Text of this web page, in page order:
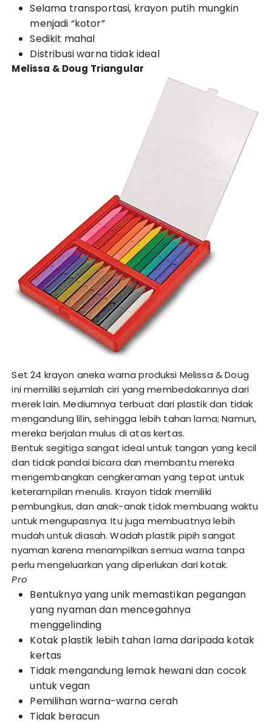
Selama transportasi, krayon putih mungkin
menjadi “kotor”
Sedikit mahal
Distribusi warna tidak ideal
Melissa & Doug Triangular
Set 24 krayon aneka warna produksi Melissa & Doug
ini memiliki sejumlah ciri yang membedakannya dari
merek lain. Mediumnya terbuat dari plastik dan tidak
mengandung lilin, sehingga lebih tahan lama; Namun,
mereka berjalan mulus di atas kertas.
Bentuk segitiga sangat ideal untuk tangan yang kecil
dan tidak pandai bicara dan membantu mereka
mengembangkan cengkeraman yang tepat untuk
keterampilan menulis. Krayon tidak memiliki
pembungkus, dan anak-anak tidak membuang waktu
untuk mengupasnya. Itu juga membuatnya lebih
mudah untuk diasah. Wadah plastik pipih sangat
nyaman karena menampilkan semua warna tanpa
perlu mengeluarkan yang diperlukan dari kotak.
Pro
Bentuknya yang unik memastikan pegangan
yang nyaman dan mencegahnya
menggelinding
Kotak plastik lebih tahan lama daripada kotak
kertas
Tidak mengandung lemak hewani dan cocok
untuk vegan
Pemilihan warna-warna cerah
Tidak beracun